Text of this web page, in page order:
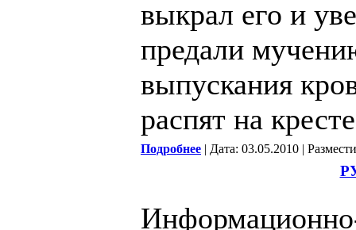
выкрал его и
предали
выпускания
распят на
Подробнее | Дата: 03.05.2010 |